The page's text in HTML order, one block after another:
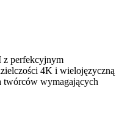
z perfekcyjnym
4K i wielojęzyczną
twórców wymagających